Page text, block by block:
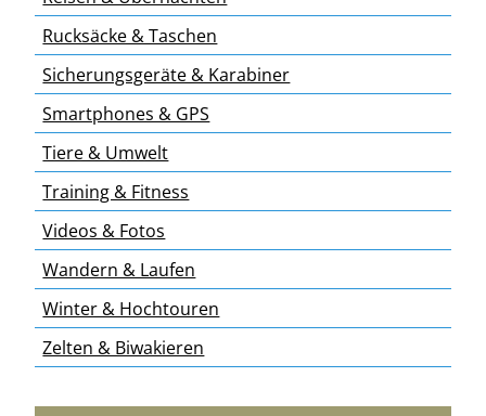
Rucksäcke & Taschen
Sicherungsgeräte & Karabiner
Smartphones & GPS
Tiere & Umwelt
Training & Fitness
Videos & Fotos
Wandern & Laufen
Winter & Hochtouren
Zelten & Biwakieren